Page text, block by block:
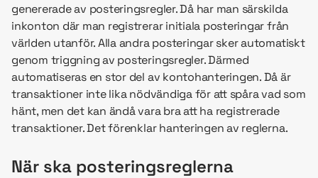
genererade av posteringsregler. Då har man särskilda
inkonton där man registrerar initiala posteringar från
världen utanför. Alla andra posteringar sker automatiskt
genom triggning av posteringsregler. Därmed
automatiseras en stor del av kontohanteringen. Då är
transaktioner inte lika nödvändiga för att spåra vad som
hänt, men det kan ändå vara bra att ha registrerade
transaktioner. Det förenklar hanteringen av reglerna.
När ska posteringsreglerna